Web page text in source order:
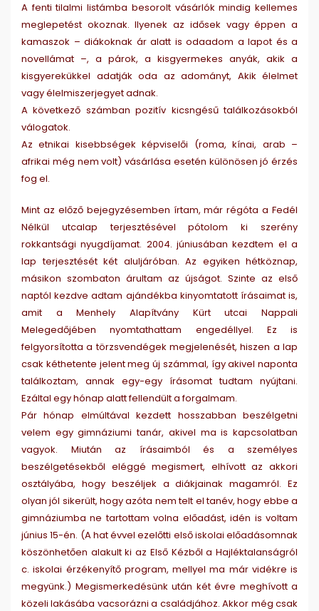
A fenti tilalmi listámba besorolt vásárlók mindig kellemes
meglepetést okoznak. Ilyenek az idősek vagy éppen a
kamaszok – diákoknak ár alatt is odaadom a lapot és a
novellámat –, a párok, a kisgyermekes anyák, akik a
kisgyerekükkel adatják oda az adományt, Akik élelmet
vagy élelmiszerjegyet adnak.
A következő számban pozitív kicsngésű találkozásokból
válogatok.
Az etnikai kisebbségek képviselői (roma, kínai, arab –
afrikai még nem volt) vásárlása esetén különösen jó érzés
fog el.
Mint az előző bejegyzésemben írtam, már régóta a Fedél
Nélkül utcalap terjesztésével pótolom ki szerény
rokkantsági nyugdíjamat. 2004. júniusában kezdtem el a
lap terjesztését két aluljáróban. Az egyiken hétköznap,
másikon szombaton árultam az újságot. Szinte az első
naptól kezdve adtam ajándékba kinyomtatott írásaimat is,
amit a Menhely Alapítvány Kürt utcai Nappali
Melegedőjében nyomtathattam engedéllyel. Ez is
felgyorsította a törzsvendégek megjelenését, hiszen a lap
csak kéthetente jelent meg új számmal, így akivel naponta
találkoztam, annak egy-egy írásomat tudtam nyújtani.
Ezáltal egy hónap alatt fellendült a forgalmam.
Pár hónap elmúltával kezdett hosszabban beszélgetni
velem egy gimnáziumi tanár, akivel ma is kapcsolatban
vagyok. Miután az írásaimból és a személyes
beszélgetésekből eléggé megismert, elhívott az akkori
osztályába, hogy beszéljek a diákjainak magamról. Ez
olyan jól sikerült, hogy azóta nem telt el tanév, hogy ebbe a
gimnáziumba ne tartottam volna előadást, idén is voltam
június 15-én. (A hat évvel ezelőtti első iskolai előadásomnak
köszönhetően alakult ki az Első Kézből a Hajléktalanságról
c. iskolai érzékenyítő program, mellyel ma már vidékre is
megyünk.) Megismerkedésünk után két évre meghívott a
közeli lakásába vacsorázni a családjához. Akkor még csak